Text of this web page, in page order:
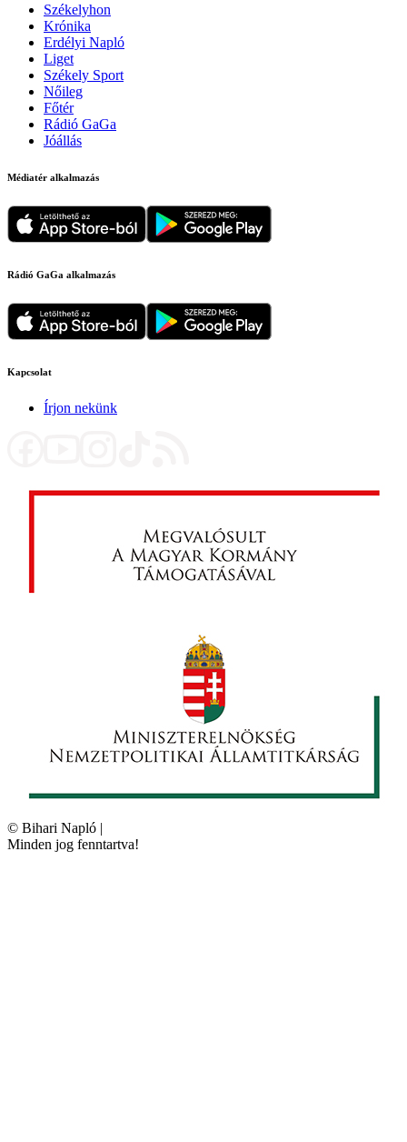
Székelyhon
Krónika
Erdélyi Napló
Liget
Székely Sport
Nőileg
Főtér
Rádió GaGa
Jóállás
Médiatér alkalmazás
Rádió GaGa alkalmazás
Kapcsolat
Írjon nekünk
© Bihari Napló |
Minden jog fenntartva!